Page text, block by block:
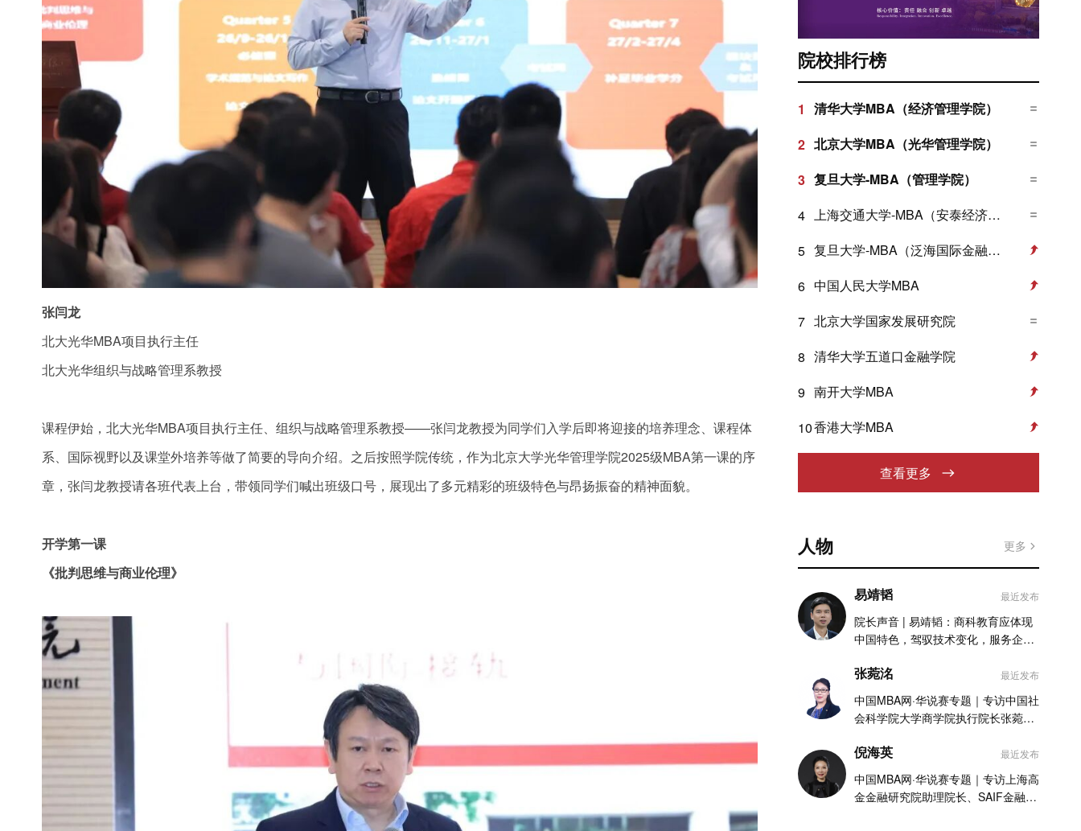
张闫龙
北大光华MBA项目执行主任
北大光华组织与战略管理系教授
课程伊始，北大光华MBA项目执行主任、组织与战略管理系教授——张闫龙教授为同学们入学后即将迎接的培养理念、课程体
系、国际视野以及课堂外培养等做了简要的导向介绍。之后按照学院传统，作为北京大学光华管理学院2025级MBA第一课的序
章，张闫龙教授请各班代表上台，带领同学们喊出班级口号，展现出了多元精彩的班级特色与昂扬振奋的精神面貌。
开学第一课
《批判思维与商业伦理》
院校排行榜
1
清华大学MBA（经济管理学院）
2 北京大学MBA（光华管理学院）
3 复旦大学-MBA（管理学院）
4
上海交通大学-MBA（安泰经济与管理学院）
5
复旦大学-MBA（泛海国际金融学院）
6 中国人民大学MBA
7 北京大学国家发展研究院
8 清华大学五道口金融学院
9 南开大学MBA
10香港大学MBA
查看更多
人物 更多
易靖韬 最近发布
院长声音 | 易靖韬：商科教育应体现
中国特色，驾驭技术变化，服务企业
张菀洺 最近发布
中国MBA网·华说赛专题｜专访中国社
会科学院大学商学院执行院长张菀洺
倪海英 最近发布
中国MBA网·华说赛专题｜专访上海高
金金融研究院助理院长、SAIF金融